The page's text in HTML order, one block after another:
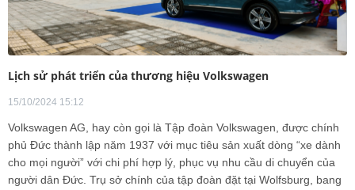
Lịch sử phát triển của thương hiệu Volkswagen
15/10/2024 15:12
Volkswagen AG, hay còn gọi là Tập đoàn Volkswagen, được chính
phủ Đức thành lập năm 1937 với mục tiêu sản xuất dòng “xe dành
cho mọi người” với chi phí hợp lý, phục vụ nhu cầu di chuyển của
người dân Đức. Trụ sở chính của tập đoàn đặt tại Wolfsburg, bang